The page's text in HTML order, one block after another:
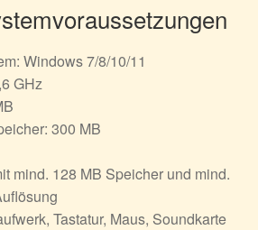
Windows 7/8/10/11
GHz
300 MB
mind. 128 MB Speicher und mind.
Tastatur, Maus, Soundkarte